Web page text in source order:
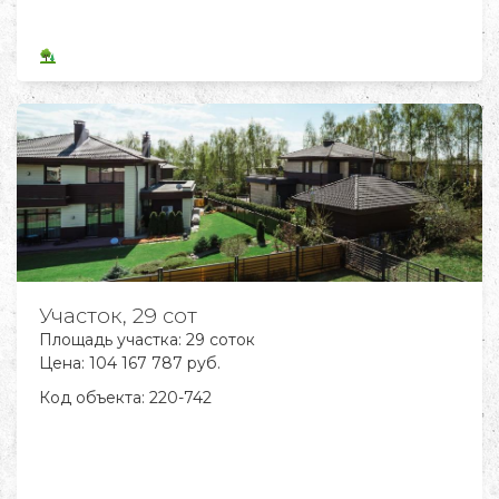
Участок, 29 сот
Площадь участка: 29 соток
Цена: 104 167 787 руб.
Код объекта: 220-742